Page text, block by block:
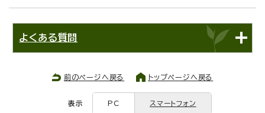
よくある質問
前のページへ戻る トップページへ戻る
表示 PC スマートフォン